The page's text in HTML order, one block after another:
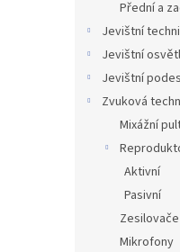
Přední a
Jevištní
Jevištní
Jevištní
Zvuková
Mixážní
Aktivní
Pasivní
Zesilovače
Mikrofony